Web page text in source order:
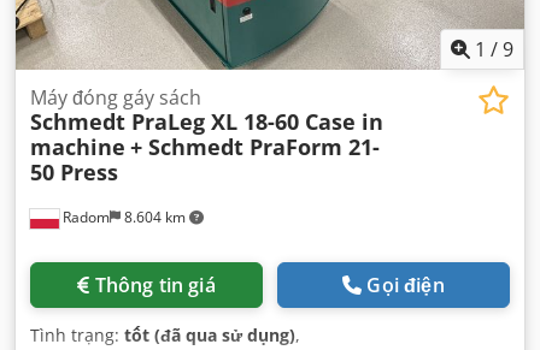
1 /9
Radom 8.604 km
Máy đóng gáy sách
Schmedt PraLeg XL 18-60 Case in
machine + Schmedt PraForm 21-
50 Press
Thông tin giá Gọi điện
Tình trạng: tốt (đã qua sử dụng),